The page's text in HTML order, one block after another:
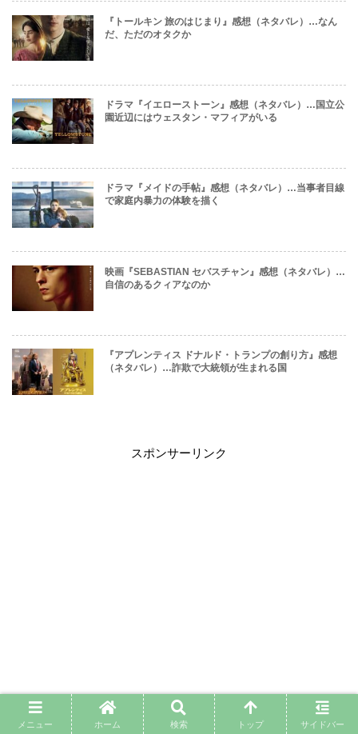
『トールキン 旅のはじまり』感想（ネタバレ）…なん
だ、ただのオタクか
ドラマ『イエローストーン』感想（ネタバレ）…国立公
園近辺にはウェスタン・マフィアがいる
ドラマ『メイドの手帖』感想（ネタバレ）…当事者目線
で家庭内暴力の体験を描く
映画『SEBASTIAN セバスチャン』感想（ネタバレ）…
自信のあるクィアなのか
『アプレンティス ドナルド・トランプの創り方』感想
（ネタバレ）…詐欺で大統領が生まれる国
スポンサーリンク
メニュー ホーム 検索 トップ サイドバー